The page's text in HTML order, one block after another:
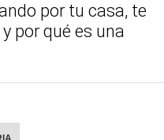
por tu casa, te
por qué es una